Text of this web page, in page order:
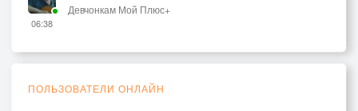
06:38
Девчонкам Мой Плюс+
ПОЛЬЗОВАТЕЛИ ОНЛАЙН